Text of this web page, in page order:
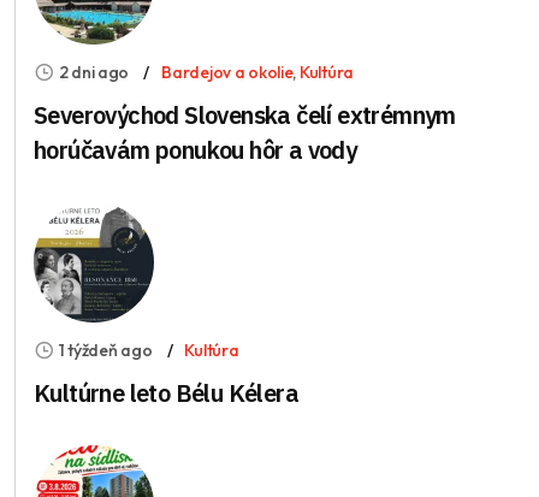
2 dni ago Bardejov a okolie, Kultúra
Severovýchod Slovenska čelí extrémnym
horúčavám ponukou hôr a vody
1 týždeň ago Kultúra
Kultúrne leto Bélu Kélera